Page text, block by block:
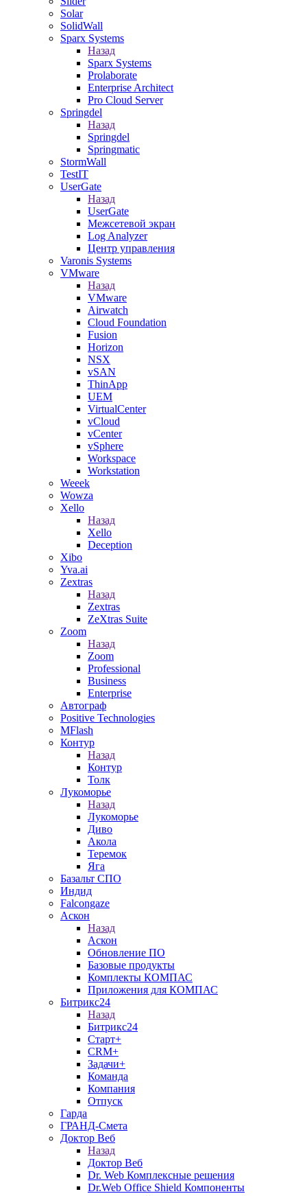
Solar
SolidWall
Sparx Systems
Назад
Sparx Systems
Prolaborate
Enterprise Architect
Pro Cloud Server
Springdel
Назад
Springdel
Springmatic
StormWall
TestIT
UserGate
Назад
UserGate
Межсетевой экран
Log Analyzer
Центр управления
Varonis Systems
VMware
Назад
VMware
Airwatch
Cloud Foundation
Fusion
Horizon
NSX
vSAN
ThinApp
UEM
VirtualCenter
vCloud
vCenter
vSphere
Workspace
Workstation
Weeek
Wowza
Xello
Назад
Xello
Deception
Xibo
Yva.ai
Zextras
Назад
Zextras
ZeXtras Suite
Zoom
Назад
Zoom
Professional
Business
Enterprise
Автограф
Positive Technologies
MFlash
Контур
Назад
Контур
Толк
Лукоморье
Назад
Лукоморье
Диво
Акола
Теремок
Яга
Базальт СПО
Индид
Falcongaze
Аскон
Назад
Аскон
Обновление ПО
Базовые продукты
Комплекты КОМПАС
Приложения для КОМПАС
Битрикс24
Назад
Битрикс24
Старт+
CRM+
Задачи+
Команда
Компания
Отпуск
Гарда
ГРАНД-Смета
Доктор Веб
Назад
Доктор Веб
Dr. Web Комплексные решения
Dr.Web Office Shield Компоненты